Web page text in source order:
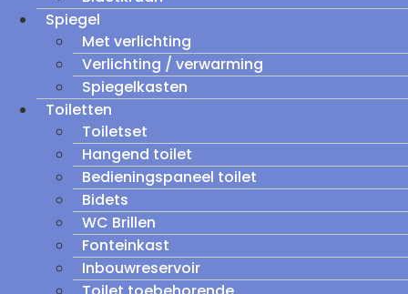
Spiegel
Met verlichting
Verlichting / verwarming
Spiegelkasten
Toiletten
Toiletset
Hangend toilet
Bedieningspaneel toilet
Bidets
WC Brillen
Fonteinkast
Inbouwreservoir